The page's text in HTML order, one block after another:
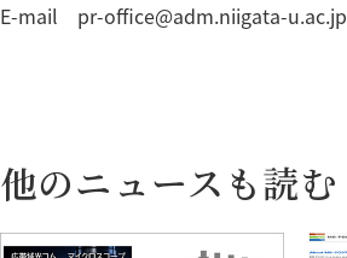
E-mail pr-office@adm.niigata-u.ac.jp
他のニュースも読む